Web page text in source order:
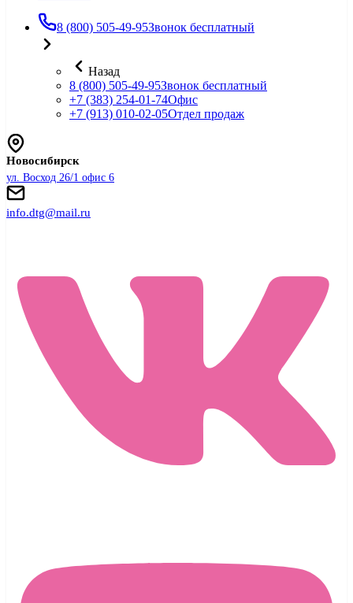
8 (800) 505-49-95Звонок бесплатный
Назад
8 (800) 505-49-95Звонок бесплатный
+7 (383) 254-01-74Офис
+7 (913) 010-02-05Отдел продаж
Новосибирск
ул. Восход 26/1 офис 6
info.dtg@mail.ru